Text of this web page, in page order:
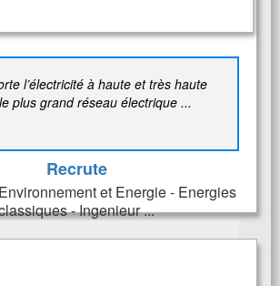
l’électricité à haute et très haute
plus grand réseau électrique ...
Recrute
et Energie - Energies
- Ingenieur ...